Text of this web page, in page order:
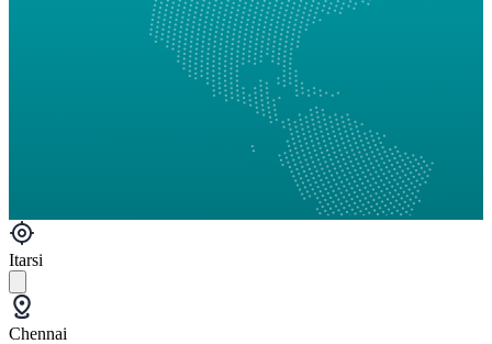
Itarsi
Chennai